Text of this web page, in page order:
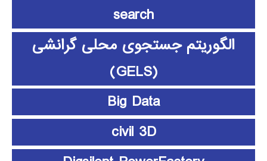
search
الگوریتم جستجوی محلی گرانشی
(GELS)
Big Data
civil 3D